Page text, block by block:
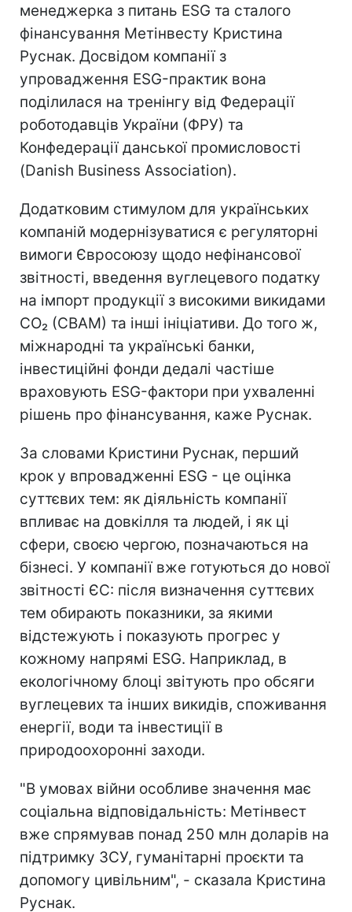
менеджерка з питань ESG та сталого
фінансування Метінвесту Кристина
Руснак. Досвідом компанії з
упровадження ESG-практик вона
поділилася на тренінгу від Федерації
роботодавців України (ФРУ) та
Конфедерації данської промисловості
(Danish Business Association).
Додатковим стимулом для українських
компаній модернізуватися є регуляторні
вимоги Євросоюзу щодо нефінансової
звітності, введення вуглецевого податку
на імпорт продукції з високими викидами
CO₂ (CBAM) та інші ініціативи. До того ж,
міжнародні та українські банки,
інвестиційні фонди дедалі частіше
враховують ESG-фактори при ухваленні
рішень про фінансування, каже Руснак.
За словами Кристини Руснак, перший
крок у впровадженні ESG - це оцінка
суттєвих тем: як діяльність компанії
впливає на довкілля та людей, і як ці
сфери, своєю чергою, позначаються на
бізнесі. У компанії вже готуються до нової
звітності ЄС: після визначення суттєвих
тем обирають показники, за якими
відстежують і показують прогрес у
кожному напрямі ESG. Наприклад, в
екологічному блоці звітують про обсяги
вуглецевих та інших викидів, споживання
енергії, води та інвестиції в
природоохоронні заходи.
"В умовах війни особливе значення має
соціальна відповідальність: Метінвест
вже спрямував понад 250 млн доларів на
підтримку ЗСУ, гуманітарні проєкти та
допомогу цивільним", - сказала Кристина
Руснак.